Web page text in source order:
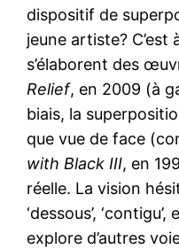
dispositif de
jeune artiste? C’est
s’élaborent des
Relief, en 2009 (à
biais, la
que vue de face
with Black III, en
réelle. La vision
‘dessous’,
explore d’autres